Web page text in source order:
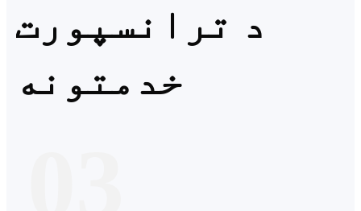
د ترانسپورت
خدمتونه